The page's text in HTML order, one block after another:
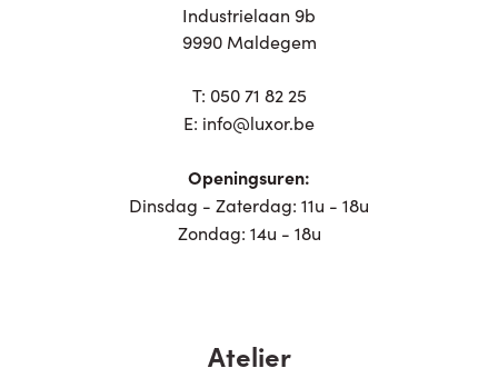
Industrielaan 9b
9990 Maldegem
T: 050 71 82 25
E: info@luxor.be
Openingsuren:
Dinsdag - Zaterdag: 11u - 18u
Zondag: 14u - 18u
Atelier